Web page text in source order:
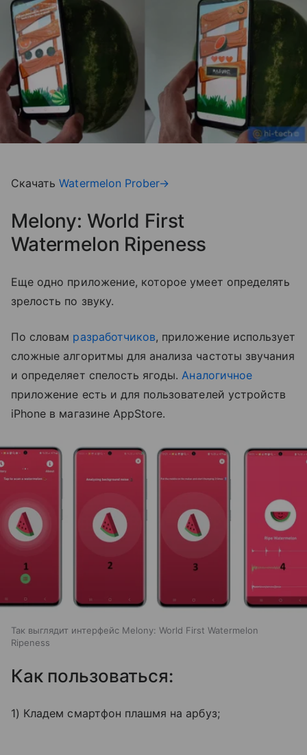
СкачатьWatermelon Prober→
Melony: World First
Watermelon Ripeness
Еще одно приложение, которое умеет определять
зрелость по звуку.
По словам разработчиков, приложение использует
сложные алгоритмы для анализа частоты звучания
и определяет спелость ягоды.Аналогичное
приложение есть и для пользователей устройств
iPhone в магазине AppStore.
Так выглядит интерфейс Melony: World First Watermelon
Ripeness
Как пользоваться:
1) Кладем смартфон плашмя на арбуз;